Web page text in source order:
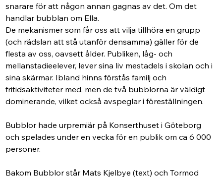
snarare för att någon annan gagnas av det. Om det
handlar bubblan om Ella.
De mekanismer som får oss att vilja tillhöra en grupp
(och rädslan att stå utanför densamma) gäller för de
flesta av oss, oavsett ålder. Publiken, låg- och
mellanstadieelever, lever sina liv mestadels i skolan och i
sina skärmar. Ibland hinns förstås familj och
fritidsaktiviteter med, men de två bubblorna är väldigt
dominerande, vilket också avspeglar i föreställningen.
Bubblor hade urpremiär på Konserthuset i Göteborg
och spelades under en vecka för en publik om ca 6 000
personer.
Bakom Bubblor står Mats Kjelbye (text) och Tormod